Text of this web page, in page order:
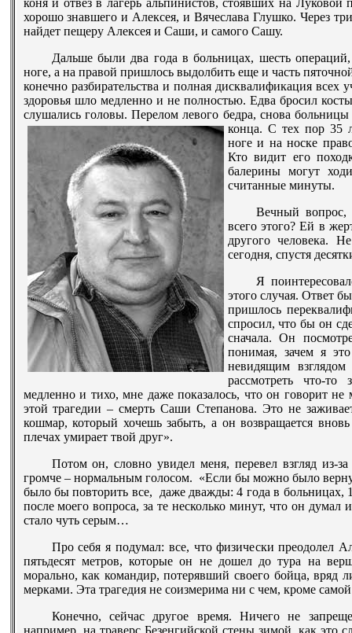
коня и отвез в лагерь альпинистов, стоявших на
хорошо знавшего и Алексея, и Вячеслава Глушко. Через
найдет пещеру Алексея и Саши, и самого Сашу.
Дальше были два года в больницах, шесть
ноге, а на правой пришлось выдолбить еще и часть
конечно разбирательства и полная дисквалификация всех
здоровья шло медленно и не полностью. Едва бросил
слушались головы. Перелом левого бедра, снова
конца. С тех пор 35
ноге и на носке
Кто видит его
балерины могут
считанные минуты.
Вечный вопрос,
всего этого? Ей в
другого человека.
сегодня, спустя
Я
этого случая. Ответ
пришлось
спросил, что бы он
сначала. Он
понимая, зачем я
невидящим
рассмотреть что-
медленно и тихо, мне даже показалось, что он говорит
этой трагедии – смерть Саши Степанова. Это не
кошмар, который хочешь забыть, а он возвращается
плечах умирает твой друг».
Потом он, словно увидел меня, перевел взгляд из-
громче – нормальным голосом. «Если бы можно было
было бы повторить все, даже дважды: 4 года в больницах,
после моего вопроса, за те несколько минут, что он
стало чуть серым…
Про себя я подумал: все, что физически преодолел
пятьдесят метров, которые он не дошел до тура на
морально, как командир, потерявший своего бойца,
мерками. Эта трагедия не соизмерима ни с чем, кроме
Конечно, сейчас другое время. Ничего не